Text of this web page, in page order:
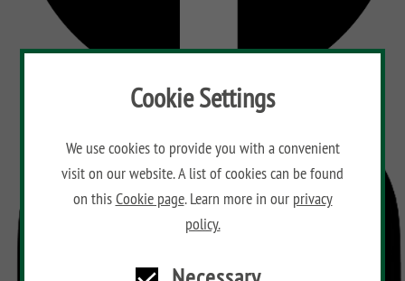
Cookie Settings
We use cookies to provide you with a convenient
visit on our website. A list of cookies can be found
on thisCookie page. Learn more in our privacy
policy.